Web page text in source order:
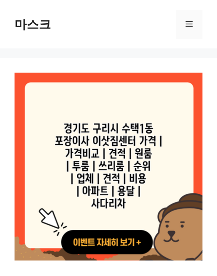
마스크 메